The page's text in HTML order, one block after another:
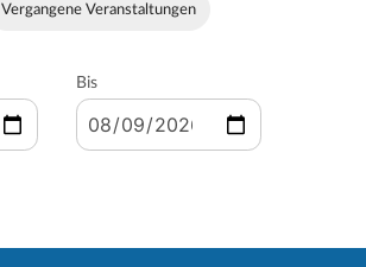
Vergangene Veranstaltungen
Bis